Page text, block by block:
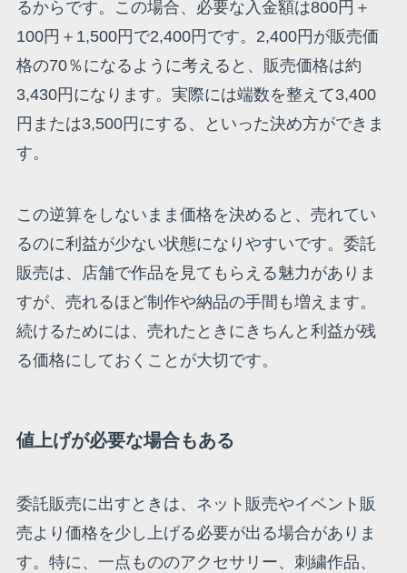
るからです。この場合、必要な入金額は800円＋
100円＋1,500円で2,400円です。2,400円が販売価
格の70％になるように考えると、販売価格は約
3,430円になります。実際には端数を整えて3,400
円または3,500円にする、といった決め方ができま
す。
この逆算をしないまま価格を決めると、売れてい
るのに利益が少ない状態になりやすいです。委託
販売は、店舗で作品を見てもらえる魅力がありま
すが、売れるほど制作や納品の手間も増えます。
続けるためには、売れたときにきちんと利益が残
る価格にしておくことが大切です。
値上げが必要な場合もある
委託販売に出すときは、ネット販売やイベント販
売より価格を少し上げる必要が出る場合がありま
す。特に、一点もののアクセサリー、刺繍作品、